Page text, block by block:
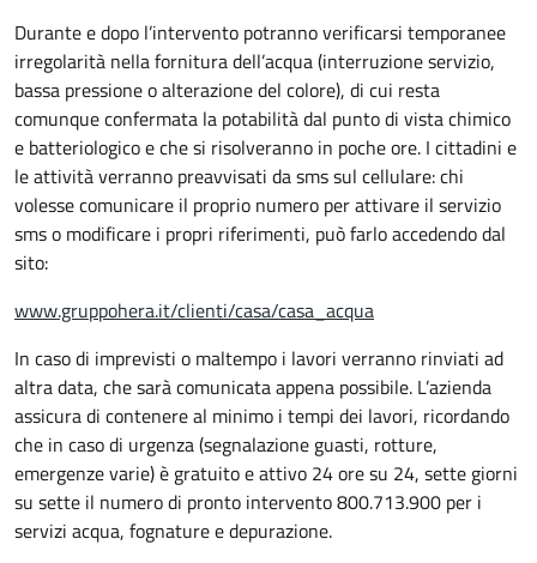
Durante e dopo l’intervento potranno verificarsi temporanee
irregolarità nella fornitura dell’acqua (interruzione servizio,
bassa pressione o alterazione del colore), di cui resta
comunque confermata la potabilità dal punto di vista chimico
e batteriologico e che si risolveranno in poche ore. I cittadini e
le attività verranno preavvisati da sms sul cellulare: chi
volesse comunicare il proprio numero per attivare il servizio
sms o modificare i propri riferimenti, può farlo accedendo dal
sito:
www.gruppohera.it/clienti/casa/casa_acqua
In caso di imprevisti o maltempo i lavori verranno rinviati ad
altra data, che sarà comunicata appena possibile. L’azienda
assicura di contenere al minimo i tempi dei lavori, ricordando
che in caso di urgenza (segnalazione guasti, rotture,
emergenze varie) è gratuito e attivo 24 ore su 24, sette giorni
su sette il numero di pronto intervento 800.713.900 per i
servizi acqua, fognature e depurazione.